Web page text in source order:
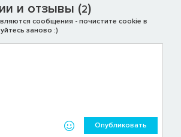
и отзывы (2)
сообщения - почистите cookie в
заново :)
Опубликовать